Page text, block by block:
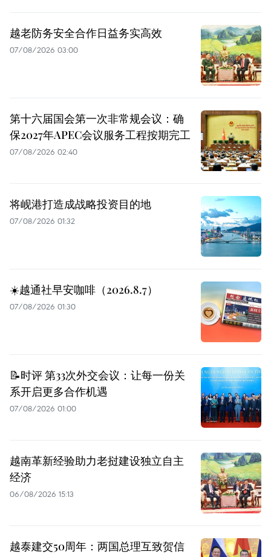
越老防务安全合作日益务实高效
07/08/2026 03:00
第十六届国会第一次非常规会议：确
保2027年APEC会议服务工程按期完工
07/08/2026 02:40
将岘港打造成战略投资目的地
07/08/2026 01:32
☀️越通社早安咖啡（2026.8.7）
07/08/2026 01:30
📝时评 第33次外交会议：让每一份关
系开启更多合作机遇
07/08/2026 01:00
越南革新经验助力老挝建设独立自主
经济
06/08/2026 15:13
越泰建交50周年：两国总理互致贺信